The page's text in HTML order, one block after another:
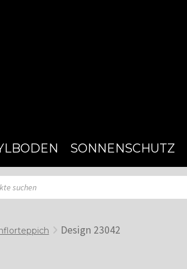
SONNENSCHUTZ
Design 23042